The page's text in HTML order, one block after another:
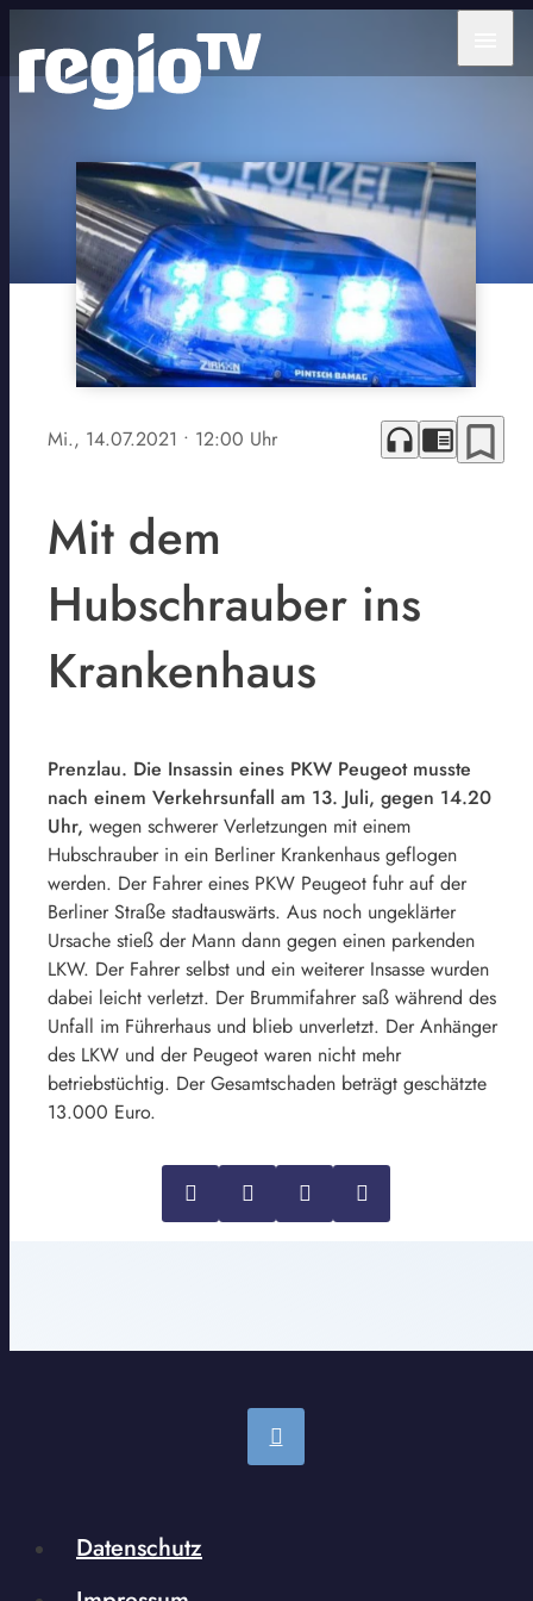
Mi., 14.07.2021 • 12:00 Uhr headphones chrome_reader_mode bookmark_border
Mit dem
Hubschrauber ins
Krankenhaus
Prenzlau. Die Insassin eines PKW Peugeot musste
nach einem Verkehrsunfall am 13. Juli, gegen 14.20
Uhr, wegen schwerer Verletzungen mit einem
Hubschrauber in ein Berliner Krankenhaus geflogen
werden. Der Fahrer eines PKW Peugeot fuhr auf der
Berliner Straße stadtauswärts. Aus noch ungeklärter
Ursache stieß der Mann dann gegen einen parkenden
LKW. Der Fahrer selbst und ein weiterer Insasse wurden
dabei leicht verletzt. Der Brummifahrer saß während des
Unfall im Führerhaus und blieb unverletzt. Der Anhänger
des LKW und der Peugeot waren nicht mehr
betriebstüchtig. Der Gesamtschaden beträgt geschätzte
13.000 Euro.
Datenschutz